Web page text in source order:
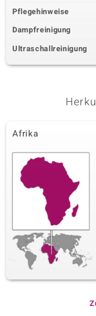
Pflegehinweise
Dampfreinigung
Ultraschallreinigung
Afrika